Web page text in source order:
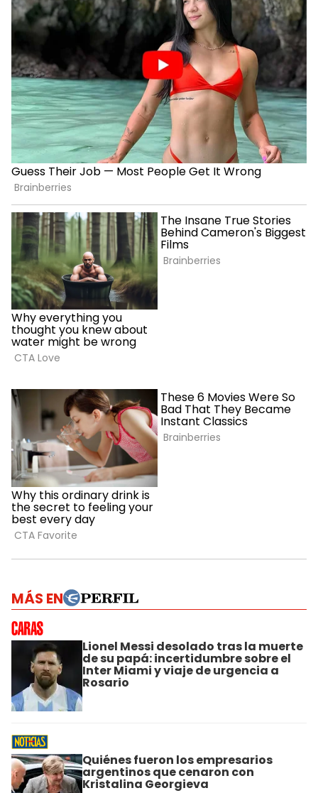
MÁS EN
Lionel Messi desolado tras la muerte
de su papá: incertidumbre sobre el
Inter Miami y viaje de urgencia a
Rosario
Quiénes fueron los empresarios
argentinos que cenaron con
Kristalina Georgieva